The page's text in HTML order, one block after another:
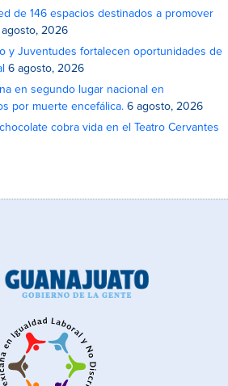
de 146 espacios destinados a promover
agosto, 2026
y Juventudes fortalecen oportunidades de
6 agosto, 2026
en segundo lugar nacional en
por muerte encefálica. 6 agosto, 2026
cobra vida en el Teatro Cervantes